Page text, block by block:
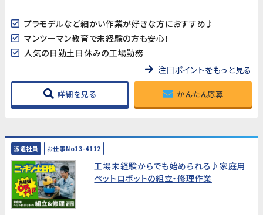
プラモデルなど細かい作業が好きな方におすすめ♪
マンツーマン教育で未経験の方も安心！
人気の日勤土日休みの工場勤務
注目ポイントをもっと見る
詳細を見る かんたん応募
派遣社員 お仕事No13-4112
工場未経験からでも始められる♪家庭用
ペットロボットの組立・修理作業